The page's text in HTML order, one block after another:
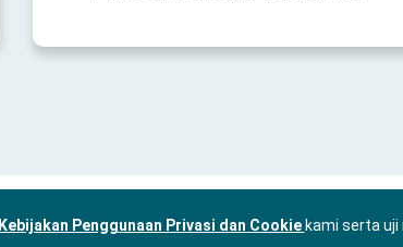
Kebijakan Penggunaan Privasi dan Cookie kami serta uji